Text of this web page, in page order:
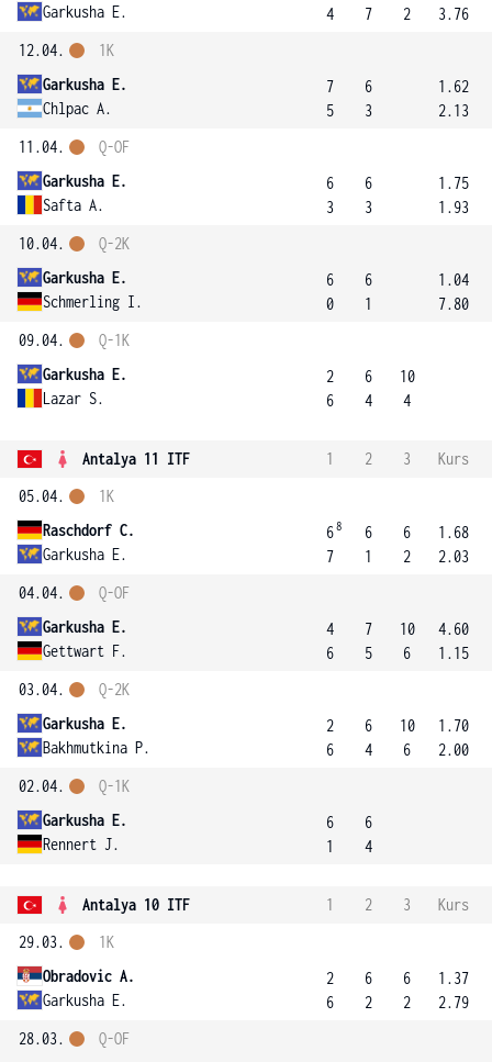
Garkusha E.
4
7
2
3.76
12.04.
Garkusha E.
Chlpac A.
1K
7
5
6
3
1.62
2.13
11.04.
Garkusha E.
Safta A.
Q-OF
6
3
6
3
1.75
1.93
10.04.
Garkusha E.
Schmerling I.
Q-2K
6
0
6
1
1.04
7.80
09.04.
Garkusha E.
Lazar S.
Q-1K
2
6
6
4
10
4
Antalya 11 ITF 1 2 3
Kurs
05.04.
Raschdorf C.
Garkusha E.
1K
68
7
6
1
6
2
1.68
2.03
04.04.
Garkusha E.
Gettwart F.
Q-OF
4
6
7
5
10
6
4.60
1.15
03.04.
Garkusha E.
Bakhmutkina P.
Q-2K
2
6
6
4
10
6
1.70
2.00
02.04.
Garkusha E.
Rennert J.
Q-1K
6
1
6
4
Antalya 10 ITF 1 2 3
Kurs
29.03.
Obradovic A.
Garkusha E.
1K
2
6
6
2
6
2
1.37
2.79
28.03.
Q-OF